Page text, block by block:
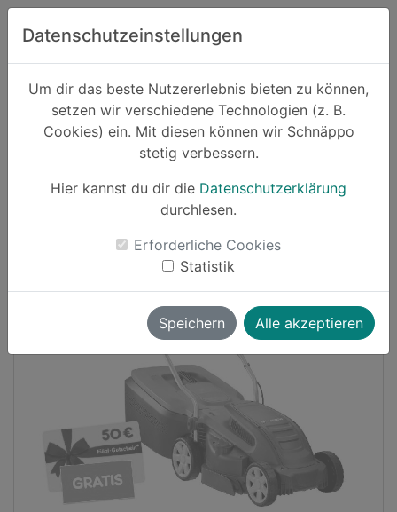
Zum Hauptinhalt springen
Datenschutzeinstellungen
Um dir das beste Nutzererlebnis bieten zu können,
setzen wir verschiedene Technologien (z. B.
Cookies) ein. Mit diesen können wir Schnäppo
stetig verbessern.
Hier kannst du dir die Datenschutzerklärung
durchlesen.
Erforderliche Cookies
Statistik
Speichern Alle akzeptieren
Suchen
Schnäppchen Haushalt und Garten
Cashback